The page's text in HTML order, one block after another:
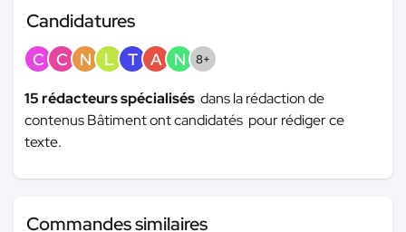
Candidatures
C C N L T A N 8+
15 rédacteurs spécialisés dans la rédaction de
contenus Bâtiment ont candidatés pour rédiger ce
texte.
Commandes similaires